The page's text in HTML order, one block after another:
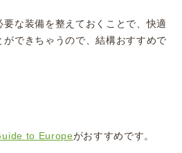
要な装備を整えておくことで、快適
できちゃうので、結構おすすめで
to Europeがおすすめです。